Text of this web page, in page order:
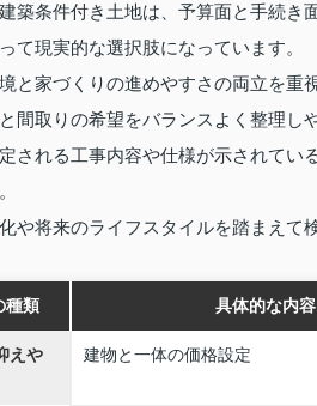
築条件付き土地は、予算面と手続
て現実的な選択肢になっています。
と家づくりの進めやすさの両立を
間取りの希望をバランスよく整理し
される工事内容や仕様が示されて
や将来のライフスタイルを踏まえて
種類 具体的な内容
えや
建物と一体の価格設定